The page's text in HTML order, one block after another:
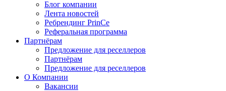
Блог компании
Лента новостей
Ребрендинг PrinCe
Реферальная программа
Партнёрам
Предложение для реселлеров
Партнёрам
Предложение для реселлеров
О Компании
Вакансии